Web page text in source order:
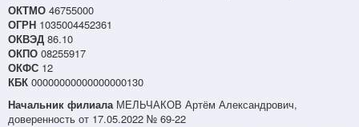
ОКТМО 46755000
ОГРН 1035004452361
ОКВЭД 86.10
ОКПО 08255917
ОКФС 12
КБК 00000000000000000130
Начальник филиалаМЕЛЬЧАКОВ Артём Александрович,
доверенность от 17.05.2022 № 69-22